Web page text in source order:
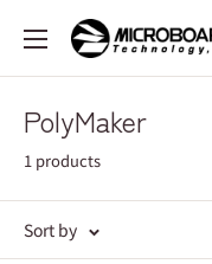
PolyMaker
1 products
Sort by